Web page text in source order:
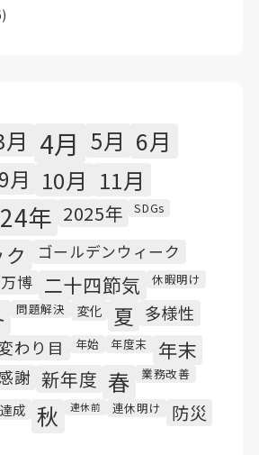
4月 5月 6月
9月 10月 11月
年 2025年 SDGs
ゴールデンウィーク
万博 二十四節気 休暇明け
問題解決 変化 夏 多様性
わり目 年始 年度末 年末
謝 新年度 春 業務改善
成 秋 連休前 連休明け 防災